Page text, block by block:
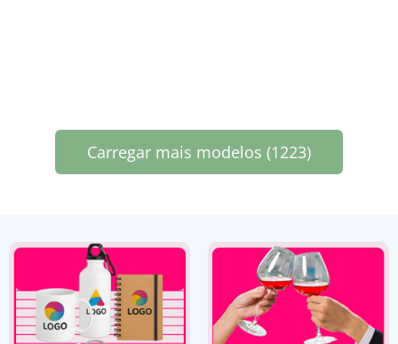
Carregar mais modelos (1223)